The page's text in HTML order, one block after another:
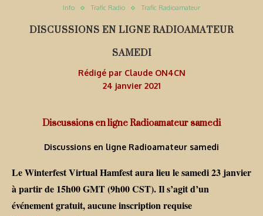
Info Trafic Radio Trafic Radioamateur
DISCUSSIONS EN LIGNE RADIOAMATEUR
SAMEDI
Rédigé par Claude ON4CN
24 janvier 2021
Discussions en ligne Radioamateur samedi
Discussions en ligne Radioamateur samedi
Le Winterfest Virtual Hamfest aura lieu le samedi 23 janvier
à partir de 15h00 GMT (9h00 CST). Il s’agit d’un
événement gratuit, aucune inscription requise